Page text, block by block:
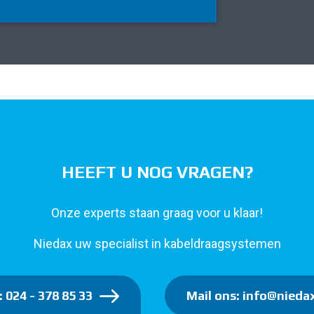
HEEFT U NOG VRAGEN?
Onze experts staan graag voor u klaar!
Niedax uw specialist in kabeldraagsystemen
024 - 378 85 33 Mail ons: